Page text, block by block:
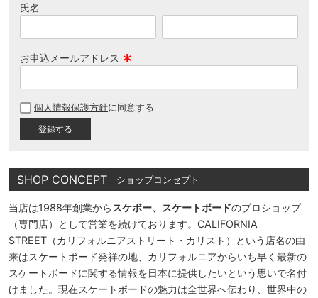
氏名
お申込メールアドレス
須
個人情報保護方針に同意する
SHOP CONCEPT ショップコンセプト
当店は1988年創業から スケボー、スケートボードのプロショップ
（専門店）として営業を続けております。CALIFORNIA
STREET（カリフォルニアストリート・カリスト）という店名の由
来はスケートボード発祥の地、カリフォルニアからいち早く最新の
スケートボードに関する情報を日本に提供したいという思いで名付
けました。現在スケートボードの魅力は全世界へ伝わり、世界中の